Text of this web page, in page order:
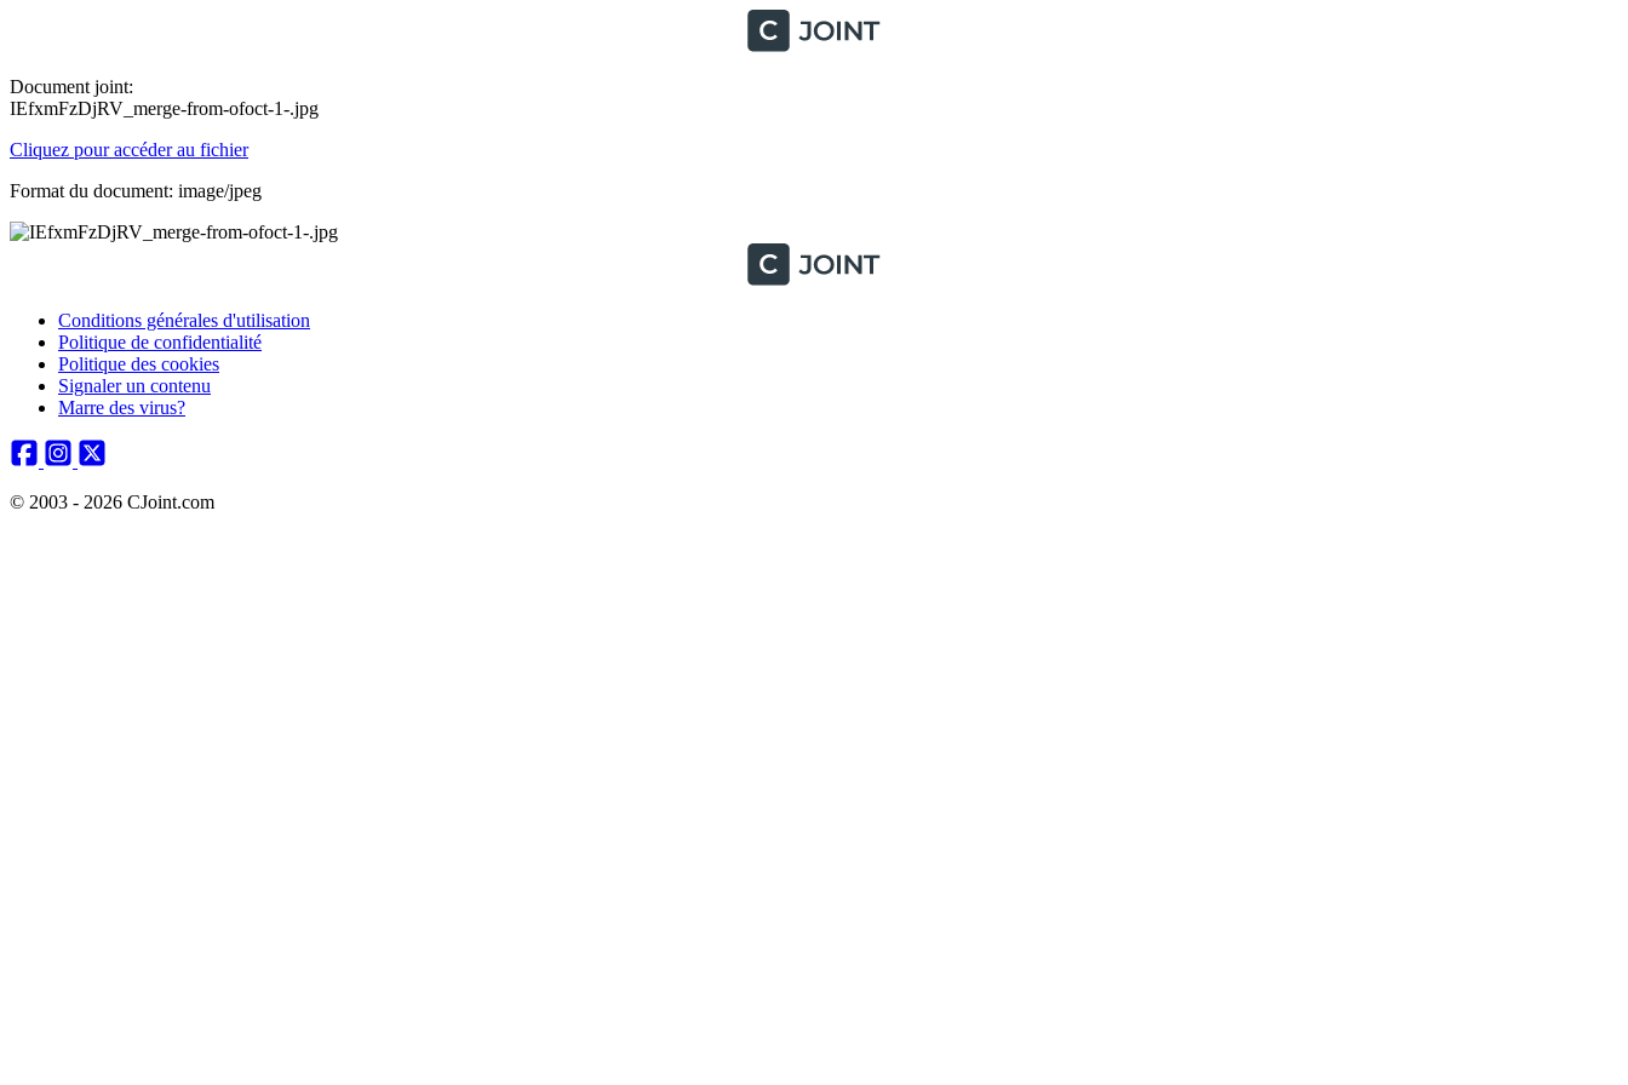
Document joint:
IEfxmFzDjRV_merge-from-ofoct-1-.jpg
Cliquez pour accéder au fichier
Format du document: image/jpeg
Conditions générales d'utilisation
Politique de confidentialité
Politique des cookies
Signaler un contenu
Marre des virus?
© 2003 - 2026 CJoint.com